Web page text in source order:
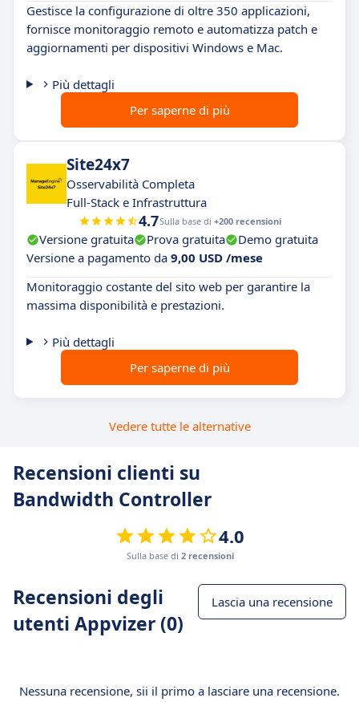
Gestisce la configurazione di oltre 350 applicazioni,
fornisce monitoraggio remoto e automatizza patch e
aggiornamenti per dispositivi Windows e Mac.
Più dettagli
Per saperne di più
Site24x7
Osservabilità Completa
Full-Stack e Infrastruttura
4.7Sulla base di +200 recensioni
Versione gratuita Prova gratuita
Demo gratuita
Versione a pagamento da 9,00 USD /mese
Monitoraggio costante del sito web per garantire la
massima disponibilità e prestazioni.
Più dettagli
Per saperne di più
Vedere tutte le alternative
Recensioni clienti su
Bandwidth Controller
4.0
Sulla base di 2 recensioni
Recensioni degli
utenti Appvizer (0)
Lascia una recensione
Nessuna recensione, sii il primo a lasciare una recensione.